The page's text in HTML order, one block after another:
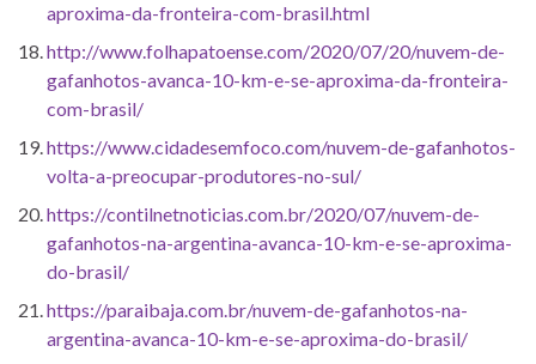
aproxima-da-fronteira-com-brasil.html
http://www.folhapatoense.com/2020/07/20/nuvem-de-
gafanhotos-avanca-10-km-e-se-aproxima-da-fronteira-
com-brasil/
https://www.cidadesemfoco.com/nuvem-de-gafanhotos-
volta-a-preocupar-produtores-no-sul/
https://contilnetnoticias.com.br/2020/07/nuvem-de-
gafanhotos-na-argentina-avanca-10-km-e-se-aproxima-
do-brasil/
https://paraibaja.com.br/nuvem-de-gafanhotos-na-
argentina-avanca-10-km-e-se-aproxima-do-brasil/